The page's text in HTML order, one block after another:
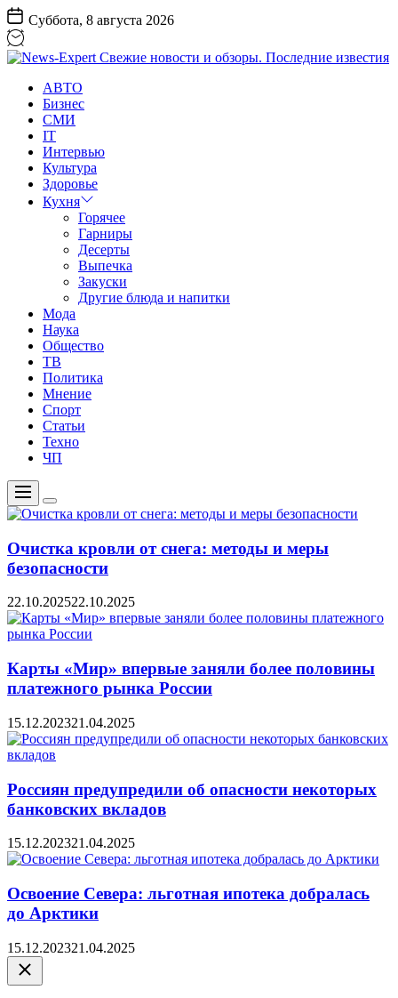
Перейти
к
содержанию
Суббота, 8 августа 2026
Expert
Свежие
новости
обзоры.
Последние
известия
АВТО
Бизнес
СМИ
IT
Интервью
Культура
Здоровье
Кухня
Горячее
Гарниры
Десерты
Выпечка
Закуски
Другие блюда и напитки
Мода
Наука
Общество
ТВ
Политика
Мнение
Спорт
Статьи
Техно
ЧП
Меню
Цвет
переключателя
Очистка кровли от снега: методы и меры
безопасности
22.10.202522.10.2025
Карты «Мир» впервые заняли более половины
платежного рынка России
15.12.202321.04.2025
Россиян предупредили об опасности некоторых
банковских вкладов
15.12.202321.04.2025
Освоение Севера: льготная ипотека добралась
до Арктики
15.12.202321.04.2025
Закрыть